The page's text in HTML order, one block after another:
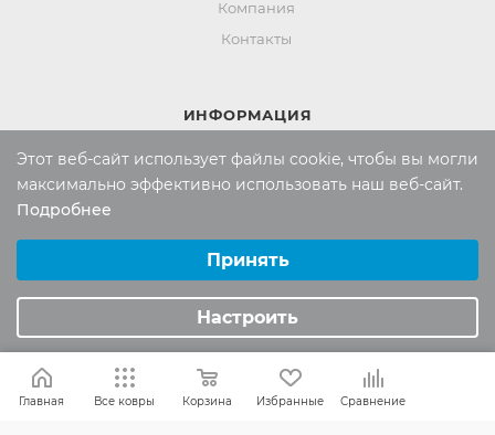
Компания
Контакты
ИНФОРМАЦИЯ
Вопросы и ответы
Реквизиты
ПОМОЩЬ
Оплата и доставка
Обмен и возврат
Главная Все ковры Корзина Избранные Сравнение
Этот веб-сайт использует файлы cookie, чтобы вы могли
максимально эффективно использовать наш веб-сайт.
Подробнее
Аналитические/Функциональные
Принять
Настроить